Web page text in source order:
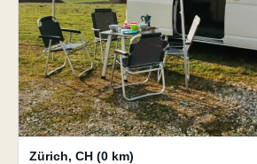
Zürich, CH (0 km)